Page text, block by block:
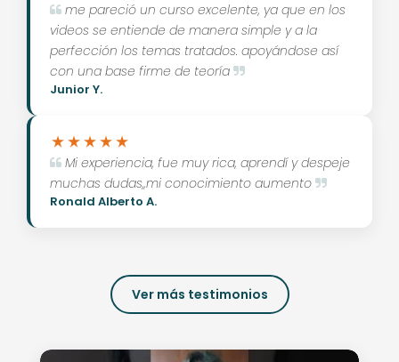
me pareció un curso excelente, ya que en los
videos se entiende de manera simple y a la
perfección los temas tratados. apoyándose así
con una base firme de teoría
Junior Y.
Mi experiencia, fue muy rica, aprendí y despeje
muchas dudas,,mi conocimiento aumento
Ronald Alberto A.
Ver más testimonios